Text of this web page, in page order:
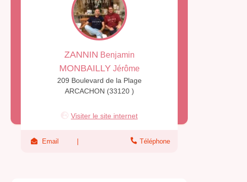
ZANNIN Benjamin
MONBAILLYJérôme
209 Boulevard de la Plage
ARCACHON (33120 )
Visiter le site internet
Email Téléphone